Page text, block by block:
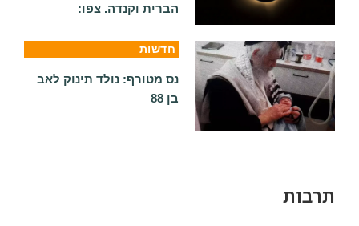
הברית וקנדה. צפו:
חדשות
נס מטורף: נולד תינוק לאב
בן 88